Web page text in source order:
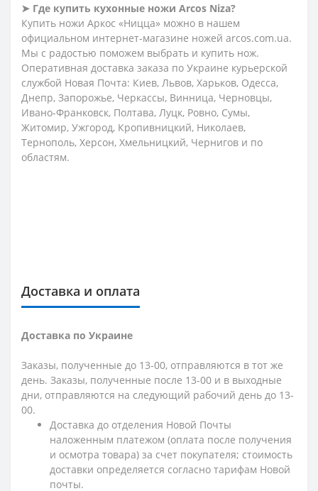
➤ Где купить кухонные ножи Arcos Niza?
Купить ножи Аркос «Ницца» можно в нашем
официальном интернет-магазине ножей arcos.com.ua.
Мы с радостью поможем выбрать и купить нож.
Оперативная доставка заказа по Украине курьерской
службой Новая Почта: Киев, Львов, Харьков, Одесса,
Днепр, Запорожье, Черкассы, Винница, Черновцы,
Ивано-Франковск, Полтава, Луцк, Ровно, Сумы,
Житомир, Ужгород, Кропивницкий, Николаев,
Тернополь, Херсон, Хмельницкий, Чернигов и по
областям.
Доставка и оплата
Доставка по Украине
Заказы, полученные до 13-00, отправляются в тот же
день. Заказы, полученные после 13-00 и в выходные
дни, отправляются на следующий рабочий день до 13-
00.
Доставка до отделения Новой Почты
наложенным платежом (оплата после получения
и осмотра товара) за счет покупателя; стоимость
доставки определяется согласно тарифам Новой
почты.